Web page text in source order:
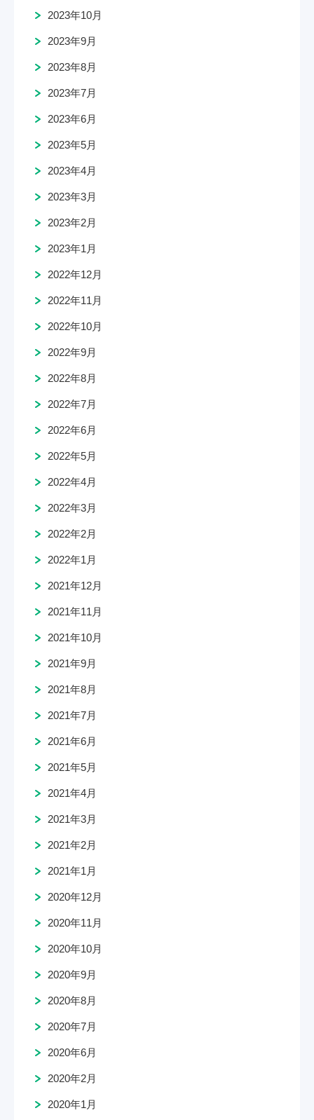
2023年10月
2023年9月
2023年8月
2023年7月
2023年6月
2023年5月
2023年4月
2023年3月
2023年2月
2023年1月
2022年12月
2022年11月
2022年10月
2022年9月
2022年8月
2022年7月
2022年6月
2022年5月
2022年4月
2022年3月
2022年2月
2022年1月
2021年12月
2021年11月
2021年10月
2021年9月
2021年8月
2021年7月
2021年6月
2021年5月
2021年4月
2021年3月
2021年2月
2021年1月
2020年12月
2020年11月
2020年10月
2020年9月
2020年8月
2020年7月
2020年6月
2020年2月
2020年1月